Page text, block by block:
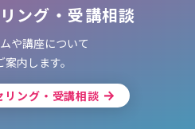
ング・受講相談
や講座について
内します。
リング・受講相談